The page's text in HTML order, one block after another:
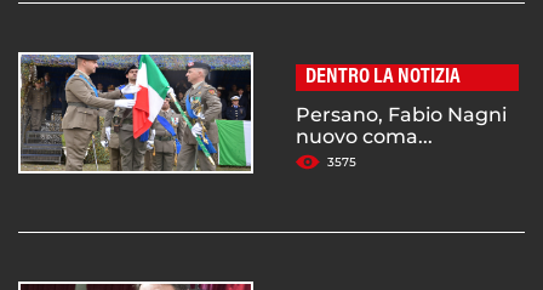
DENTRO LA NOTIZIA
Persano, Fabio Nagni
nuovo coma...
3575